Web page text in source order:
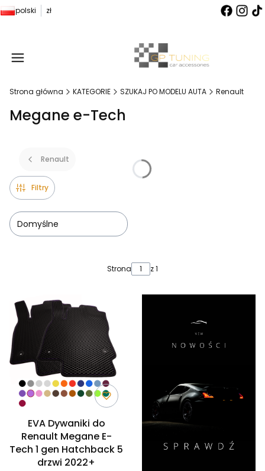
polski zł
Strona główna KATEGORIE SZUKAJ PO MODELU AUTA Renault
Megane e-Tech
Renault
Filtry
Domyślne
Strona z 1
EVA Dywaniki do
Renault Megane E-
Tech 1 gen Hatchback 5
drzwi 2022+